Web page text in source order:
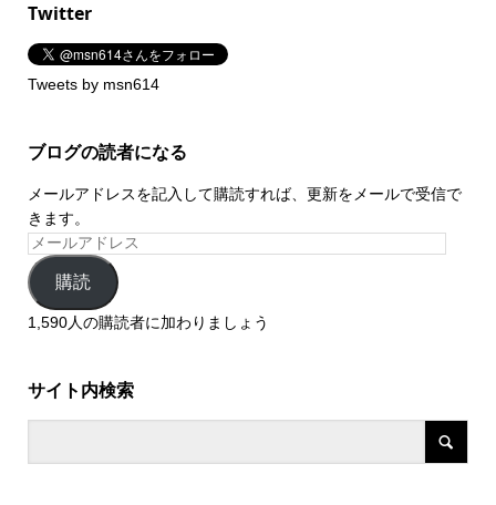
Twitter
Tweets by msn614
ブログの読者になる
メールアドレスを記入して購読すれば、更新をメールで受信で
きます。
購読
1,590人の購読者に加わりましょう
サイト内検索